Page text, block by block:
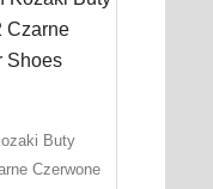
Buty
Czerwone